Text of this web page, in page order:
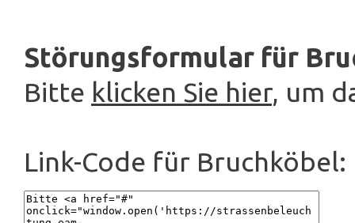
Störungsformular für
Bitte klicken Sie hier, um
Link-Code für Bruchköbel: